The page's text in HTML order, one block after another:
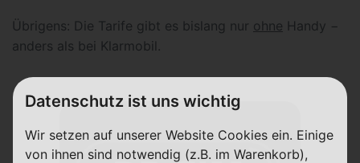
Übrigens: Die Tarife gibt es bislang nur ohne Handy −
anders als bei Klarmobil.
Datenschutz ist uns wichtig
Wir setzen auf unserer Website Cookies ein. Einige
von ihnen sind notwendig (z.B. im Warenkorb),